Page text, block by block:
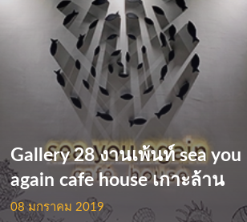
Gallery 28 งานเพ้นท์ sea you
again cafe house เกาะล้าน
08 มกราคม 2019